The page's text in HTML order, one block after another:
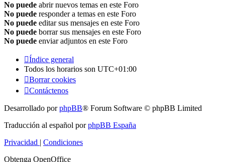
No puede abrir nuevos temas en este Foro
No puede responder a temas en este Foro
No puede editar sus mensajes en este Foro
No puede borrar sus mensajes en este Foro
No puede enviar adjuntos en este Foro
Índice general
Todos los horarios son UTC+01:00
Borrar cookies
Contáctenos
Desarrollado porphpBB® Forum Software © phpBB Limited
Traducción al español porphpBB España
Privacidad | Condiciones
Obtenga OpenOffice